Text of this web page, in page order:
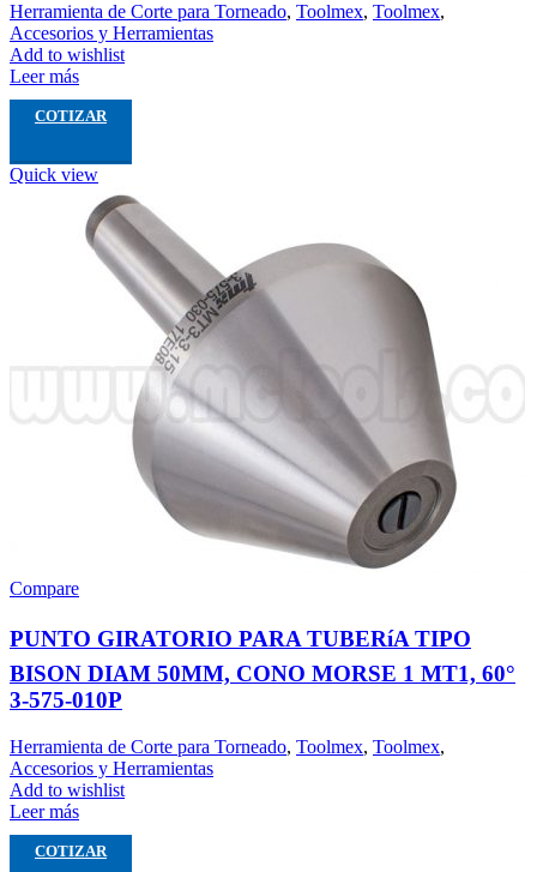
Herramienta de Corte para Torneado, Toolmex, Toolmex,
Accesorios y Herramientas
Add to wishlist
Leer más
COTIZAR
Quick view
Compare
PUNTO GIRATORIO PARA TUBERíA TIPO
BISON DIAM 50MM, CONO MORSE 1 MT1, 60°
3-575-010P
Herramienta de Corte para Torneado, Toolmex, Toolmex,
Accesorios y Herramientas
Add to wishlist
Leer más
COTIZAR